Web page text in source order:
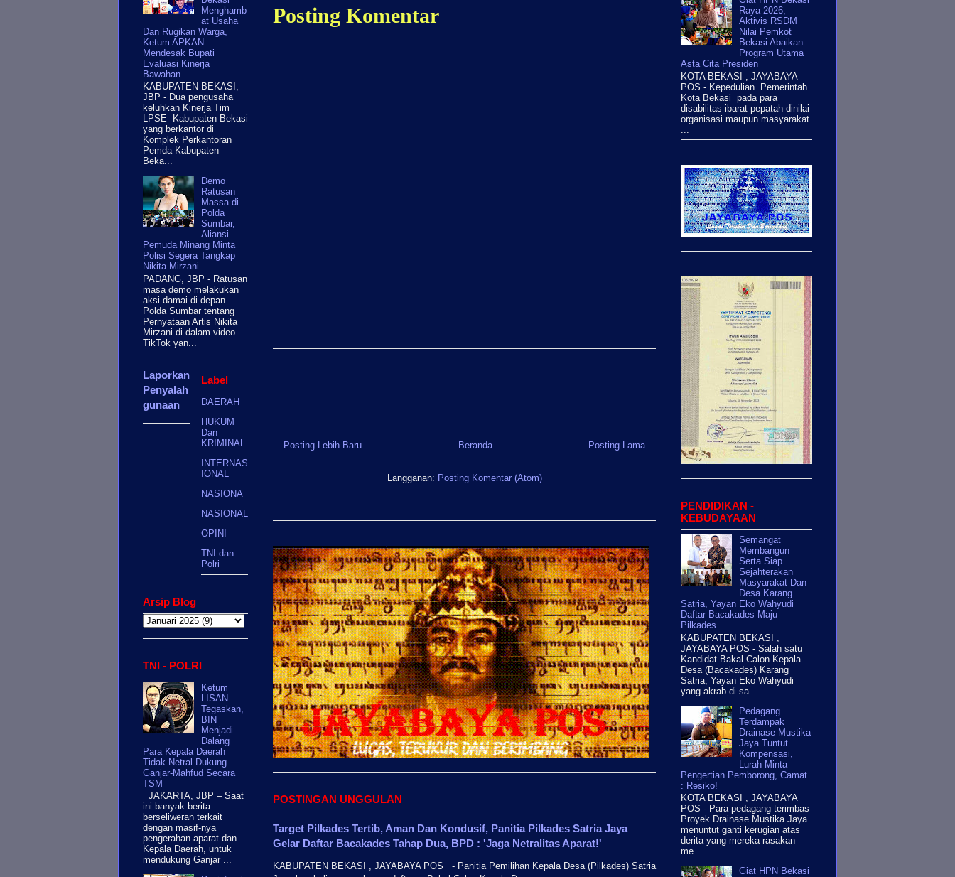
Posting Komentar
Posting Lebih Baru Posting Lama
Beranda
Langganan: Posting Komentar (Atom)
POSTINGAN UNGGULAN
Target Pilkades Tertib, Aman Dan Kondusif, Panitia Pilkades Satria Jaya
Gelar Daftar Bacakades Tahap Dua, BPD : 'Jaga Netralitas Aparat!'
KABUPATEN BEKASI , JAYABAYA POS - Panitia Pemilihan Kepala Desa (Pilkades) Satria
Menghamb
at Usaha
Dan Rugikan Warga,
Ketum APKAN
Mendesak Bupati
Evaluasi Kinerja
Bawahan
KABUPATEN BEKASI,
JBP - Dua pengusaha
keluhkan Kinerja Tim
LPSE Kabupaten Bekasi
yang berkantor di
Komplek Perkantoran
Pemda Kabupaten
Beka...
Demo
Ratusan
Massa di
Polda
Sumbar,
Aliansi
Pemuda Minang Minta
Polisi Segera Tangkap
Nikita Mirzani
PADANG, JBP - Ratusan
masa demo melakukan
aksi damai di depan
Polda Sumbar tentang
Pernyataan Artis Nikita
Mirzani di dalam video
TikTok yan...
Laporkan
Penyalah
gunaan
Label
DAERAH
HUKUM
Dan
KRIMINAL
INTERNAS
IONAL
NASIONA
NASIONAL
OPINI
TNI dan
Polri
Arsip Blog
TNI - POLRI
Ketum
LISAN
Tegaskan,
BIN
Menjadi
Dalang
Para Kepala Daerah
Tidak Netral Dukung
Ganjar-Mahfud Secara
TSM
JAKARTA, JBP – Saat
ini banyak berita
berseliweran terkait
dengan masif-nya
pengerahan aparat dan
Kepala Daerah, untuk
mendukung Ganjar ...
Raya 2026,
Aktivis RSDM
Nilai Pemkot
Bekasi Abaikan
Program Utama
Asta Cita Presiden
KOTA BEKASI , JAYABAYA
POS - Kepedulian Pemerintah
Kota Bekasi pada para
disabilitas ibarat pepatah dinilai
organisasi maupun masyarakat
PENDIDIKAN -
KEBUDAYAAN
Semangat
Membangun
Serta Siap
Sejahterakan
Masyarakat Dan
Desa Karang
Satria, Yayan Eko Wahyudi
Daftar Bacakades Maju
Pilkades
KABUPATEN BEKASI ,
JAYABAYA POS - Salah satu
Kandidat Bakal Calon Kepala
Desa (Bacakades) Karang
Satria, Yayan Eko Wahyudi
yang akrab di sa...
Pedagang
Terdampak
Drainase Mustika
Jaya Tuntut
Kompensasi,
Lurah Minta
Pengertian Pemborong, Camat
: Resiko!
KOTA BEKASI , JAYABAYA
POS - Para pedagang terimbas
Proyek Drainase Mustika Jaya
menuntut ganti kerugian atas
derita yang mereka rasakan
me...
Giat HPN Bekasi